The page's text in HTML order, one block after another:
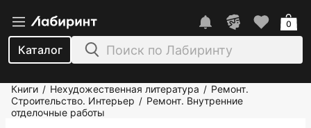
Каталог
0
Книги / Нехудожественная литература / Ремонт.
Строительство. Интерьер / Ремонт. Внутренние
отделочные работы